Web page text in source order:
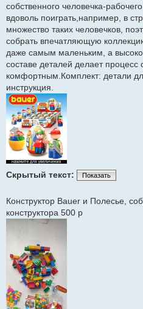
собственного человечка-
вдоволь поиграть,например, в
множество таких человечков,
собрать впечатляющую
даже самым маленьким, а
составе деталей делает
комфортным.Комплект: детали
инструкция.
Скрытый текст: Показать
Конструктор Bauer и Полесье,
конструктора 500 р